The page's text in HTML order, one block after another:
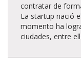
contratar de
La startup nació
momento ha
ciudades, entre